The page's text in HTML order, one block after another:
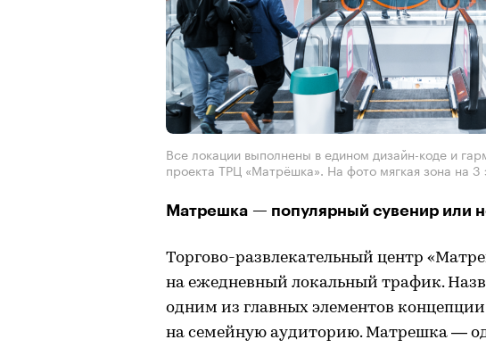
Все локации выполнены в едином дизайн-коде и
проекта ТРЦ «Матрёшка». На фото мягкая зона на
Матрешка — популярный сувенир или
Торгово-развлекательный центр
на ежедневный локальный трафик.
одним из главных элементов
на семейную аудиторию. Матрешка —